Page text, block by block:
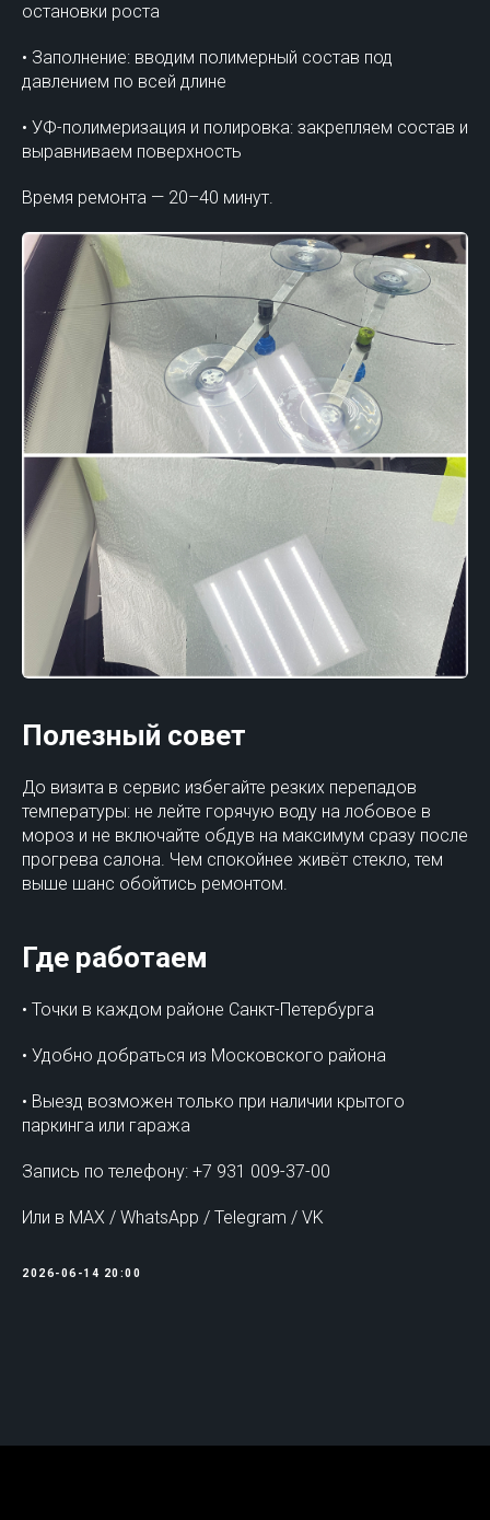
остановки роста
• Заполнение: вводим полимерный состав под
давлением по всей длине
• УФ-полимеризация и полировка: закрепляем состав и
выравниваем поверхность
Время ремонта — 20–40 минут.
Полезный совет
До визита в сервис избегайте резких перепадов
температуры: не лейте горячую воду на лобовое в
мороз и не включайте обдув на максимум сразу после
прогрева салона. Чем спокойнее живёт стекло, тем
выше шанс обойтись ремонтом.
Где работаем
• Точки в каждом районе Санкт-Петербурга
• Удобно добраться из Московского района
• Выезд возможен только при наличии крытого
паркинга или гаража
Запись по телефону: +7 931 009-37-00
Или в MAX / WhatsApp / Telegram / VK
2026-06-14 20:00